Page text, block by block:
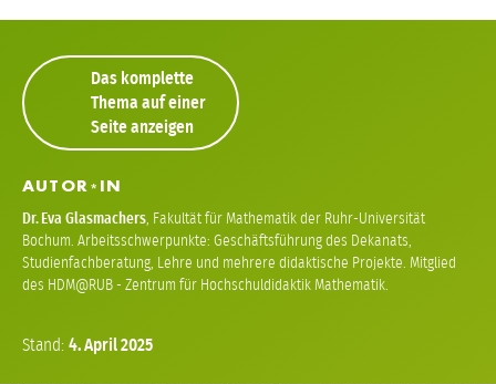
Das komplette
Thema auf einer
Seite anzeigen
AUTOR* IN
Dr.Eva Glasmachers, Fakultät für Mathematik der Ruhr-Universität
Bochum. Arbeitsschwerpunkte: Geschäftsführung des Dekanats,
Studienfachberatung, Lehre und mehrere didaktische Projekte. Mitglied
des HDM@RUB - Zentrum für Hochschuldidaktik Mathematik.
Stand: 4.April2025